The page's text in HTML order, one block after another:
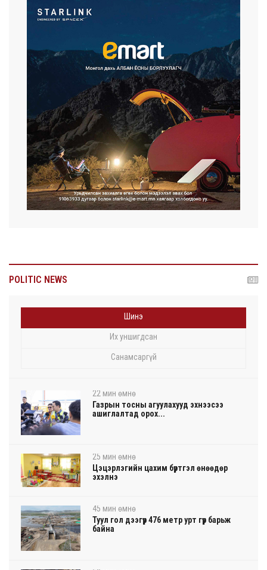
POLITIC NEWS
Шинэ
Их уншигдсан
Санамсаргүй
22 мин өмнө
Газрын тосны агуулахууд эхнээсээ
ашиглалтад орох...
25 мин өмнө
Цэцэрлэгийн цахим бүртгэл өнөөдөр
эхэлнэ
45 мин өмнө
Туул гол дээгүүр 476 метр урт гүүр барьж
байна